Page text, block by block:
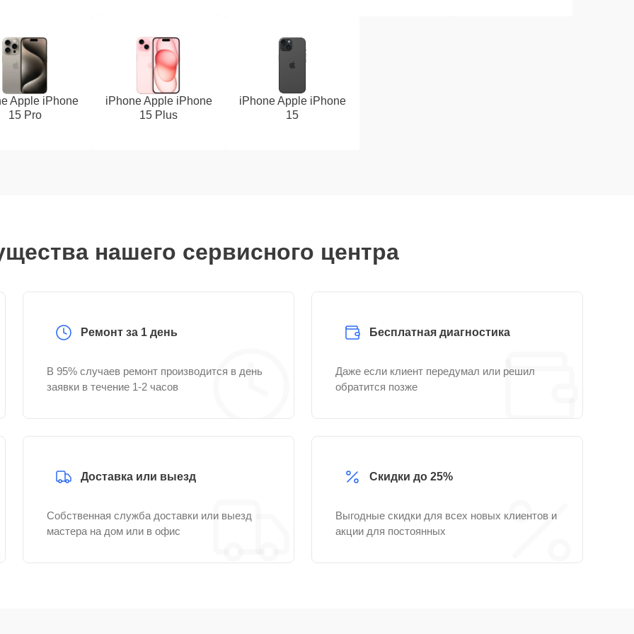
Apple iPhone
15 Pro
iPhone Apple iPhone
15 Plus
iPhone Apple iPhone
15
нашего сервисного центра
Ремонт за 1 день
В 95% случаев ремонт производится в день
заявки в течение 1-2 часов
Бесплатная диагностика
Даже если клиент передумал или решил
обратится позже
Доставка или выезд
Собственная служба доставки или выезд
мастера на дом или в офис
Скидки до 25%
Выгодные скидки для всех новых клиентов и
акции для постоянных